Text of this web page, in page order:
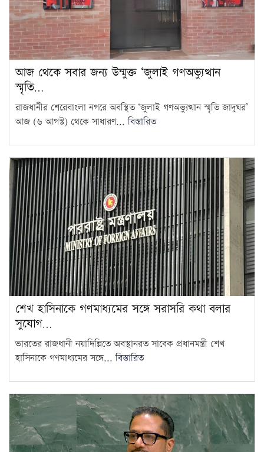
12
চট্টগ্রাম বোর্ডের স্থগিত হওয়া
এইচএসসি পরীক্ষার নতুন সময়সূচি
13
১৮ বছর বয়সেই অধ্যাপক, ৩০৬
বছরের রেকর্ড ভাঙলেন তিনি
14
জুলাইকে ভুলিয়ে দেওয়ার সংগ্রাম
শুরু হয়েছে: জামায়াত আমির
15
৫ আগস্ট ঘিরে দেশজুড়ে কঠোর
নিরাপত্তা ব্যবস্থা
আজ থেকে সবার জন্য উন্মুক্ত ‘জুলাই গণঅভ্যুত্থান
স্মৃতি…
রাজধানীর শেরেবাংলা নগরে অবস্থিত ‘জুলাই গণঅভ্যুত্থান স্মৃতি জাদুঘর’
আজ (৬ আগস্ট) থেকে সাধারণ...বিস্তারিত
শেখ হাসিনাকে গণমাধ্যমের সঙ্গে সরাসরি কথা বলার
সুযোগ…
ভারতের রাজধানী নয়াদিল্লিতে অবস্থানরত সাবেক প্রধানমন্ত্রী শেখ
হাসিনাকে গণমাধ্যমের সঙ্গে...বিস্তারিত